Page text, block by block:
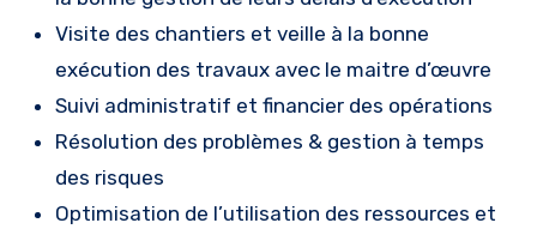
Visite des chantiers et veille à la bonne
exécution des travaux avec le maitre d’œuvre
Suivi administratif et financier des opérations
Résolution des problèmes & gestion à temps
des risques
Optimisation de l’utilisation des ressources et